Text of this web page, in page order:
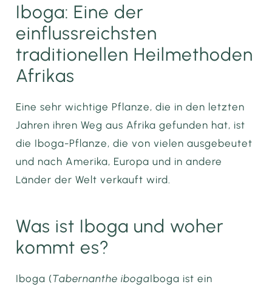
Iboga: Eine der
einflussreichsten
traditionellen Heilmethoden
Afrikas
Eine sehr wichtige Pflanze, die in den letzten
Jahren ihren Weg aus Afrika gefunden hat, ist
die Iboga-Pflanze, die von vielen ausgebeutet
und nach Amerika, Europa und in andere
Länder der Welt verkauft wird.
Was ist Iboga und woher
kommt es?
Iboga (Tabernanthe ibogaIboga ist ein